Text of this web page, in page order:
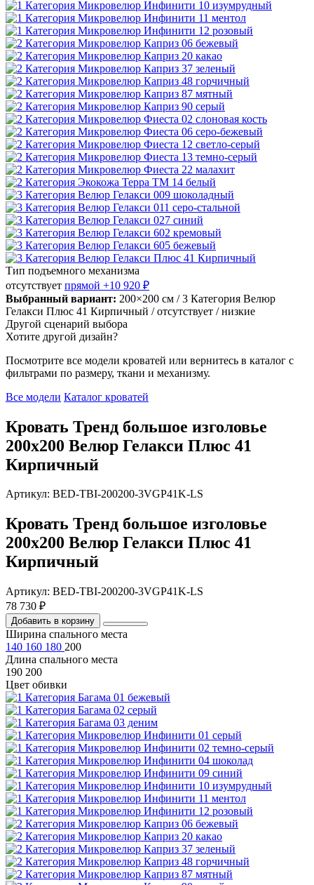
Тип подъемного механизма
отсутствует прямой +10 920 ₽
Выбранный вариант: 200×200 см / 3 Категория Велюр
Гелакси Плюс 41 Кирпичный / отсутствует / низкие
Другой сценарий выбора
Хотите другой дизайн?
Посмотрите все модели кроватей или вернитесь в каталог с
фильтрами по размеру, ткани и механизму.
Все модели Каталог кроватей
Кровать Тренд большое изголовье
200х200 Велюр Гелакси Плюс 41
Кирпичный
Артикул: BED-TBI-200200-3VGP41K-LS
Кровать Тренд большое изголовье
200х200 Велюр Гелакси Плюс 41
Кирпичный
Артикул: BED-TBI-200200-3VGP41K-LS
78 730 ₽
Добавить в корзину
Ширина спального места
140 160 180 200
Длина спального места
190 200
Цвет обивки